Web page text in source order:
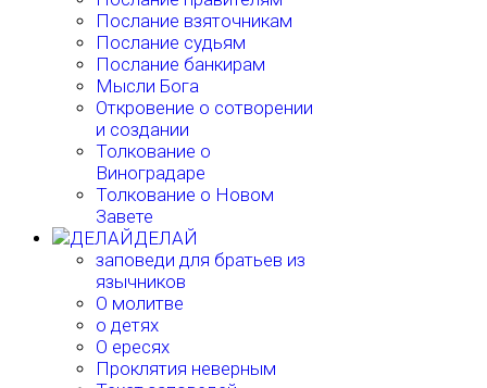
Послание взяточникам
Послание судьям
Послание банкирам
Мысли Бога
Откровение о сотворении
и создании
Толкование о
Виноградаре
Толкование о Новом
Завете
ДЕЛАЙ
заповеди для братьев из
язычников
О молитве
о детях
О ересях
Проклятия неверным